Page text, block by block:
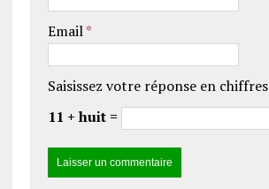
Email*
Saisissez votre réponse en chiffres
11 + huit =